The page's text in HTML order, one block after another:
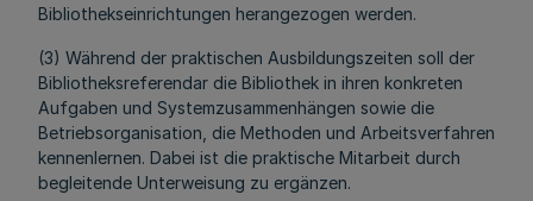
Bibliothekseinrichtungen herangezogen werden.
(3) Während der praktischen Ausbildungszeiten soll der
Bibliotheksreferendar die Bibliothek in ihren konkreten
Aufgaben und Systemzusammenhängen sowie die
Betriebsorganisation, die Methoden und Arbeitsverfahren
kennenlernen. Dabei ist die praktische Mitarbeit durch
begleitende Unterweisung zu ergänzen.